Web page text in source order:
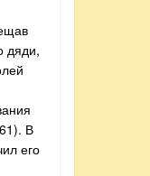
дяди,
В
его